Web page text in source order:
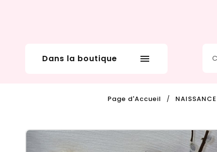
Dans la boutique 
Page d'Accueil NAISSANCE